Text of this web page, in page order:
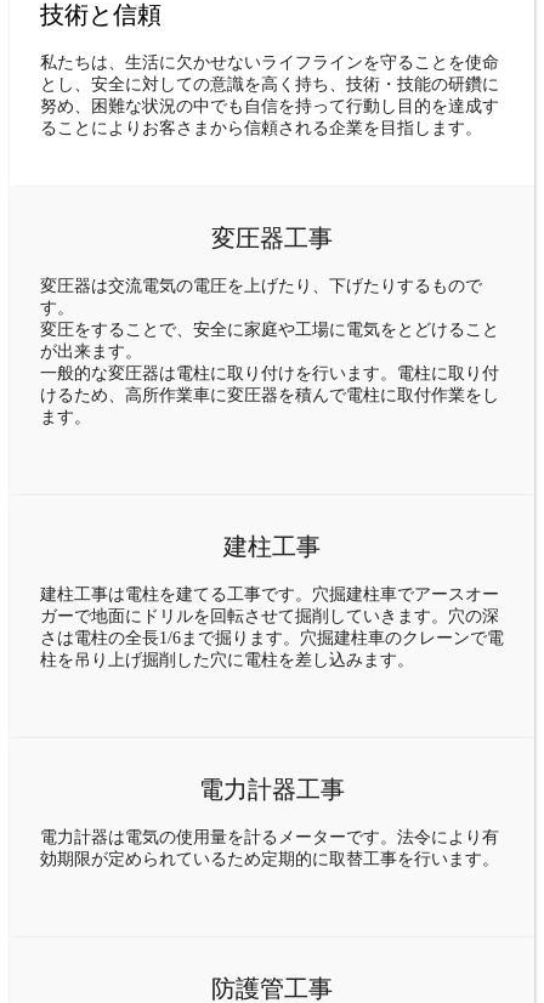
技術と信頼
私たちは、生活に欠かせないライフラインを守ることを使命
とし、安全に対しての意識を高く持ち、技術・技能の研鑽に
努め、困難な状況の中でも自信を持って行動し目的を達成す
ることによりお客さまから信頼される企業を目指します。
変圧器工事
変圧器は交流電気の電圧を上げたり、下げたりするもので
す。
変圧をすることで、安全に家庭や工場に電気をとどけること
が出来ます。
一般的な変圧器は電柱に取り付けを行います。電柱に取り付
けるため、高所作業車に変圧器を積んで電柱に取付作業をし
ます。
建柱工事
建柱工事は電柱を建てる工事です。穴掘建柱車でアースオー
ガーで地面にドリルを回転させて掘削していきます。穴の深
さは電柱の全長1/6まで掘ります。穴掘建柱車のクレーンで電
柱を吊り上げ掘削した穴に電柱を差し込みます。
電力計器工事
電力計器は電気の使用量を計るメーターです。法令により有
効期限が定められているため定期的に取替工事を行います。
防護管工事